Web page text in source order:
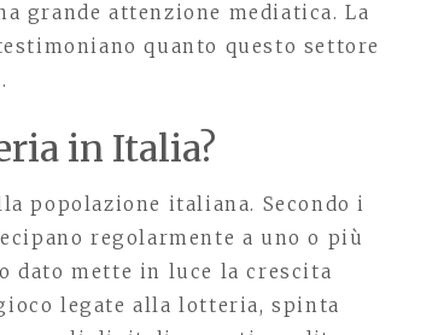
grande attenzione mediatica. La
quanto questo settore
in Italia?
popolazione italiana. Secondo i
regolarmente a uno o più
dato mette in luce la crescita
legate alla lotteria, spinta